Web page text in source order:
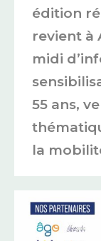
édition
revient à
midi
55 ans,
la